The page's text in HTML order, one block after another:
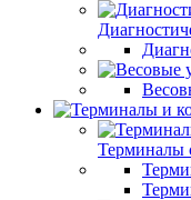
Терминалы